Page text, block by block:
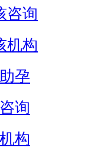
咨询
机构
孕
询
构